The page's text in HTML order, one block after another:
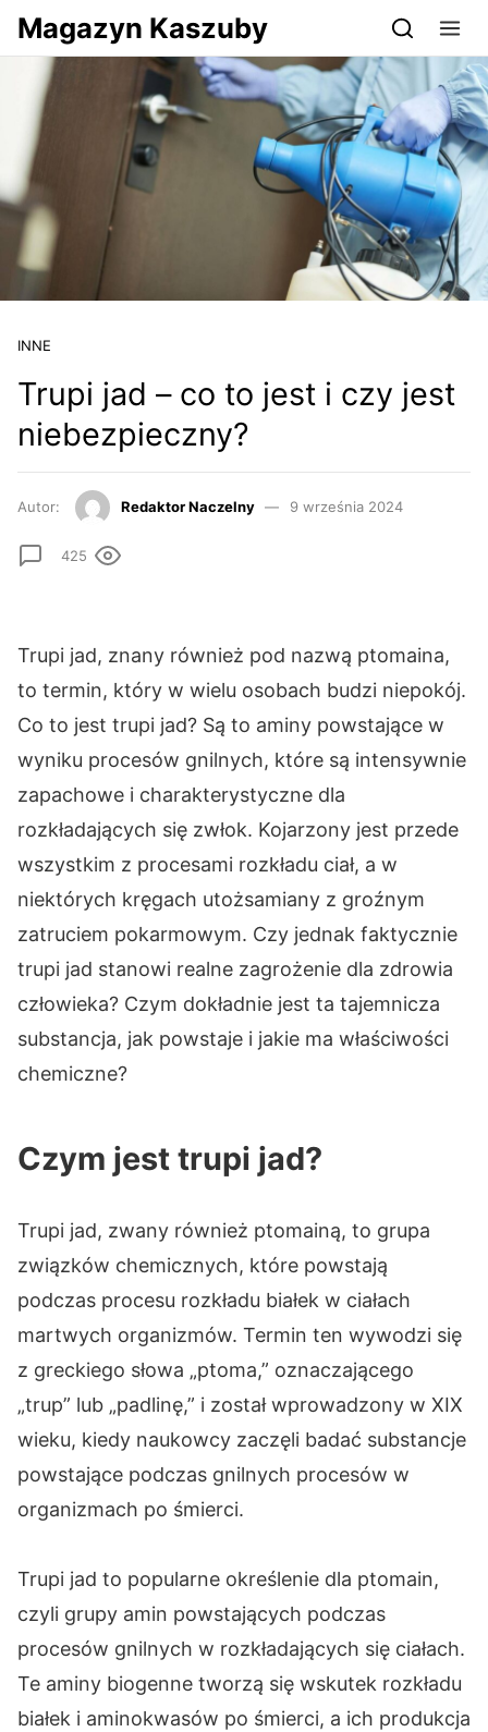
Przejdź do serwisu magazynkaszuby.pl
Magazyn Kaszuby
INNE
Trupi jad – co to jest i czy jest
niebezpieczny?
Autor: Redaktor Naczelny 9 września 2024
425
Trupi jad, znany również pod nazwą ptomaina,
to termin, który w wielu osobach budzi niepokój.
Co to jest trupi jad? Są to aminy powstające w
wyniku procesów gnilnych, które są intensywnie
zapachowe i charakterystyczne dla
rozkładających się zwłok. Kojarzony jest przede
wszystkim z procesami rozkładu ciał, a w
niektórych kręgach utożsamiany z groźnym
zatruciem pokarmowym. Czy jednak faktycznie
trupi jad stanowi realne zagrożenie dla zdrowia
człowieka? Czym dokładnie jest ta tajemnicza
substancja, jak powstaje i jakie ma właściwości
chemiczne?
Czym jest trupi jad?
Trupi jad, zwany również ptomainą, to grupa
związków chemicznych, które powstają
podczas procesu rozkładu białek w ciałach
martwych organizmów. Termin ten wywodzi się
z greckiego słowa „ptoma,” oznaczającego
„trup” lub „padlinę,” i został wprowadzony w XIX
wieku, kiedy naukowcy zaczęli badać substancje
powstające podczas gnilnych procesów w
organizmach po śmierci.
Trupi jad to popularne określenie dla ptomain,
czyli grupy amin powstających podczas
procesów gnilnych w rozkładających się ciałach.
Te aminy biogenne tworzą się wskutek rozkładu
białek i aminokwasów po śmierci, a ich produkcja